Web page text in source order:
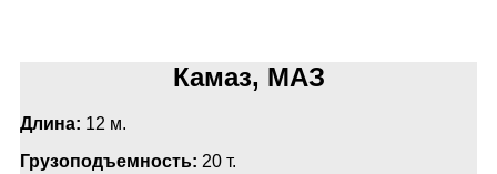
Камаз, МАЗ
Длина: 12 м.
Грузоподъемность: 20 т.